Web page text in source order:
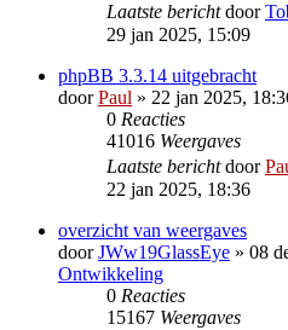
Laatste berichtdoor
29 jan 2025, 15:09
phpBB 3.3.14 uitgebracht
doorPaul » 22 jan 2025,
0 Reacties
41016 Weergaves
Laatste berichtdoor
22 jan 2025, 18:36
overzicht van weergaves
doorJWw19GlassEye » 08
Ontwikkeling
0 Reacties
15167 Weergaves